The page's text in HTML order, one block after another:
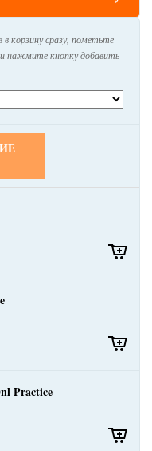
корзину сразу, пометьте
нажмите кнопку добавить
Practice